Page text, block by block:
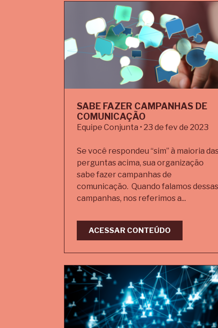
SABE FAZER CAMPANHAS DE
COMUNICAÇÃO
Equipe Conjunta • 23 de fev de 2023
Se você respondeu “sim” à maioria
perguntas acima, sua organização
sabe fazer campanhas de
comunicação. Quando falamos dessas
campanhas, nos referimos a...
ACESSAR CONTEÚDO